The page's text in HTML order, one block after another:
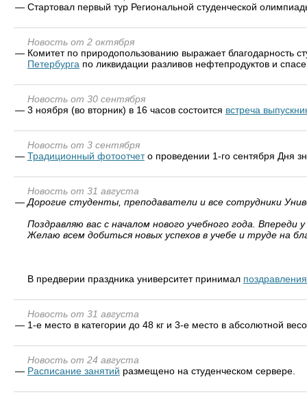
— Стартовал первый тур Региональной студенческой
Новость от 2 октября
— Комитет по природопользованию выражает благодарность
Петербурга по ликвидации разливов нефтепродуктов и
Новость от 30 сентября
— 3 ноября (во вторник) в 16 часов состоится встреча
Новость от 3 сентября
— Традиционный фотоотчето проведении 1-го сентября Дня
Новость от 31 августа
— Дорогие студенты, преподаватели и все сотрудники
Поздравляю вас с началом нового учебного года.
Желаю всем добиться новых успехов в учебе и труде на
В предверии праздника университет принимал поздравления
Новость от 31 августа
— 1-е место в категории до 48 кг и 3-е место в абсолютной
Новость от 24 августа
— Расписание занятий размещено на студенческом сервере.